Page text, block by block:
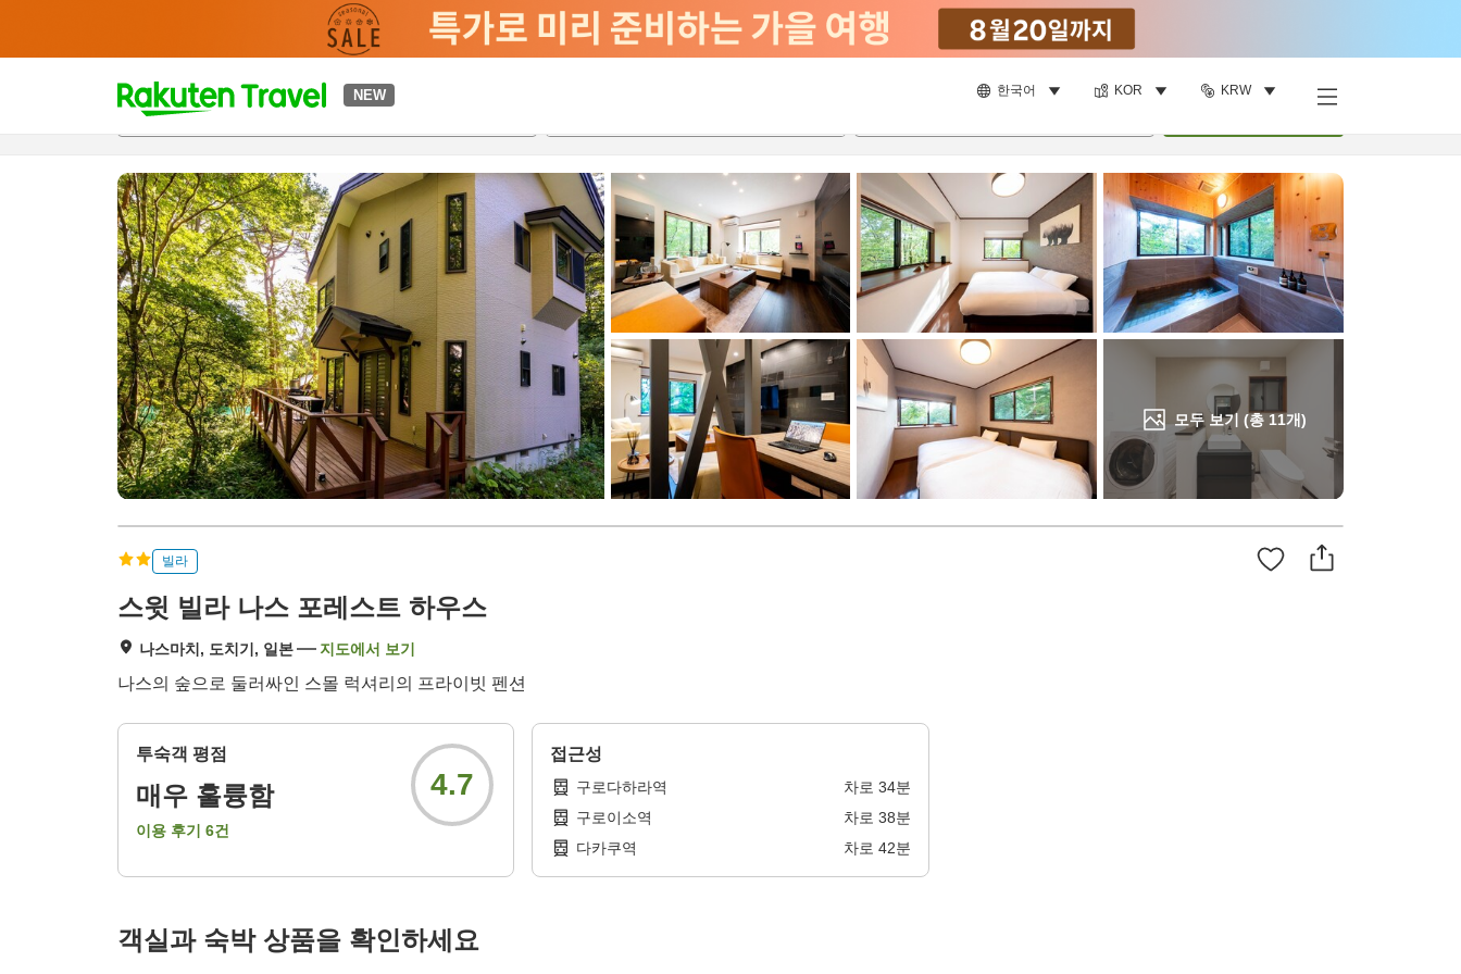
NEW 한국어 KOR KRW
t
p
a
g
e
_
s
e
a
r
c
h
모두 보기 (총 11개)
개요객실 & 숙박 상품이용 후기 편의 시설/서비스
빌라
스윗 빌라 나스 포레스트 하우스
나스마치, 도치기, 일본 지도에서 보기
나스의 숲으로 둘러싸인 스몰 럭셔리의 프라이빗 펜션
투숙객 평점
매우 훌륭함
이용 후기 6건
4.7
접근성
구로다하라역 차로 34분
구로이소역
차로 38분
다카쿠역
차로 42분
객실과 숙박 상품을 확인하세요